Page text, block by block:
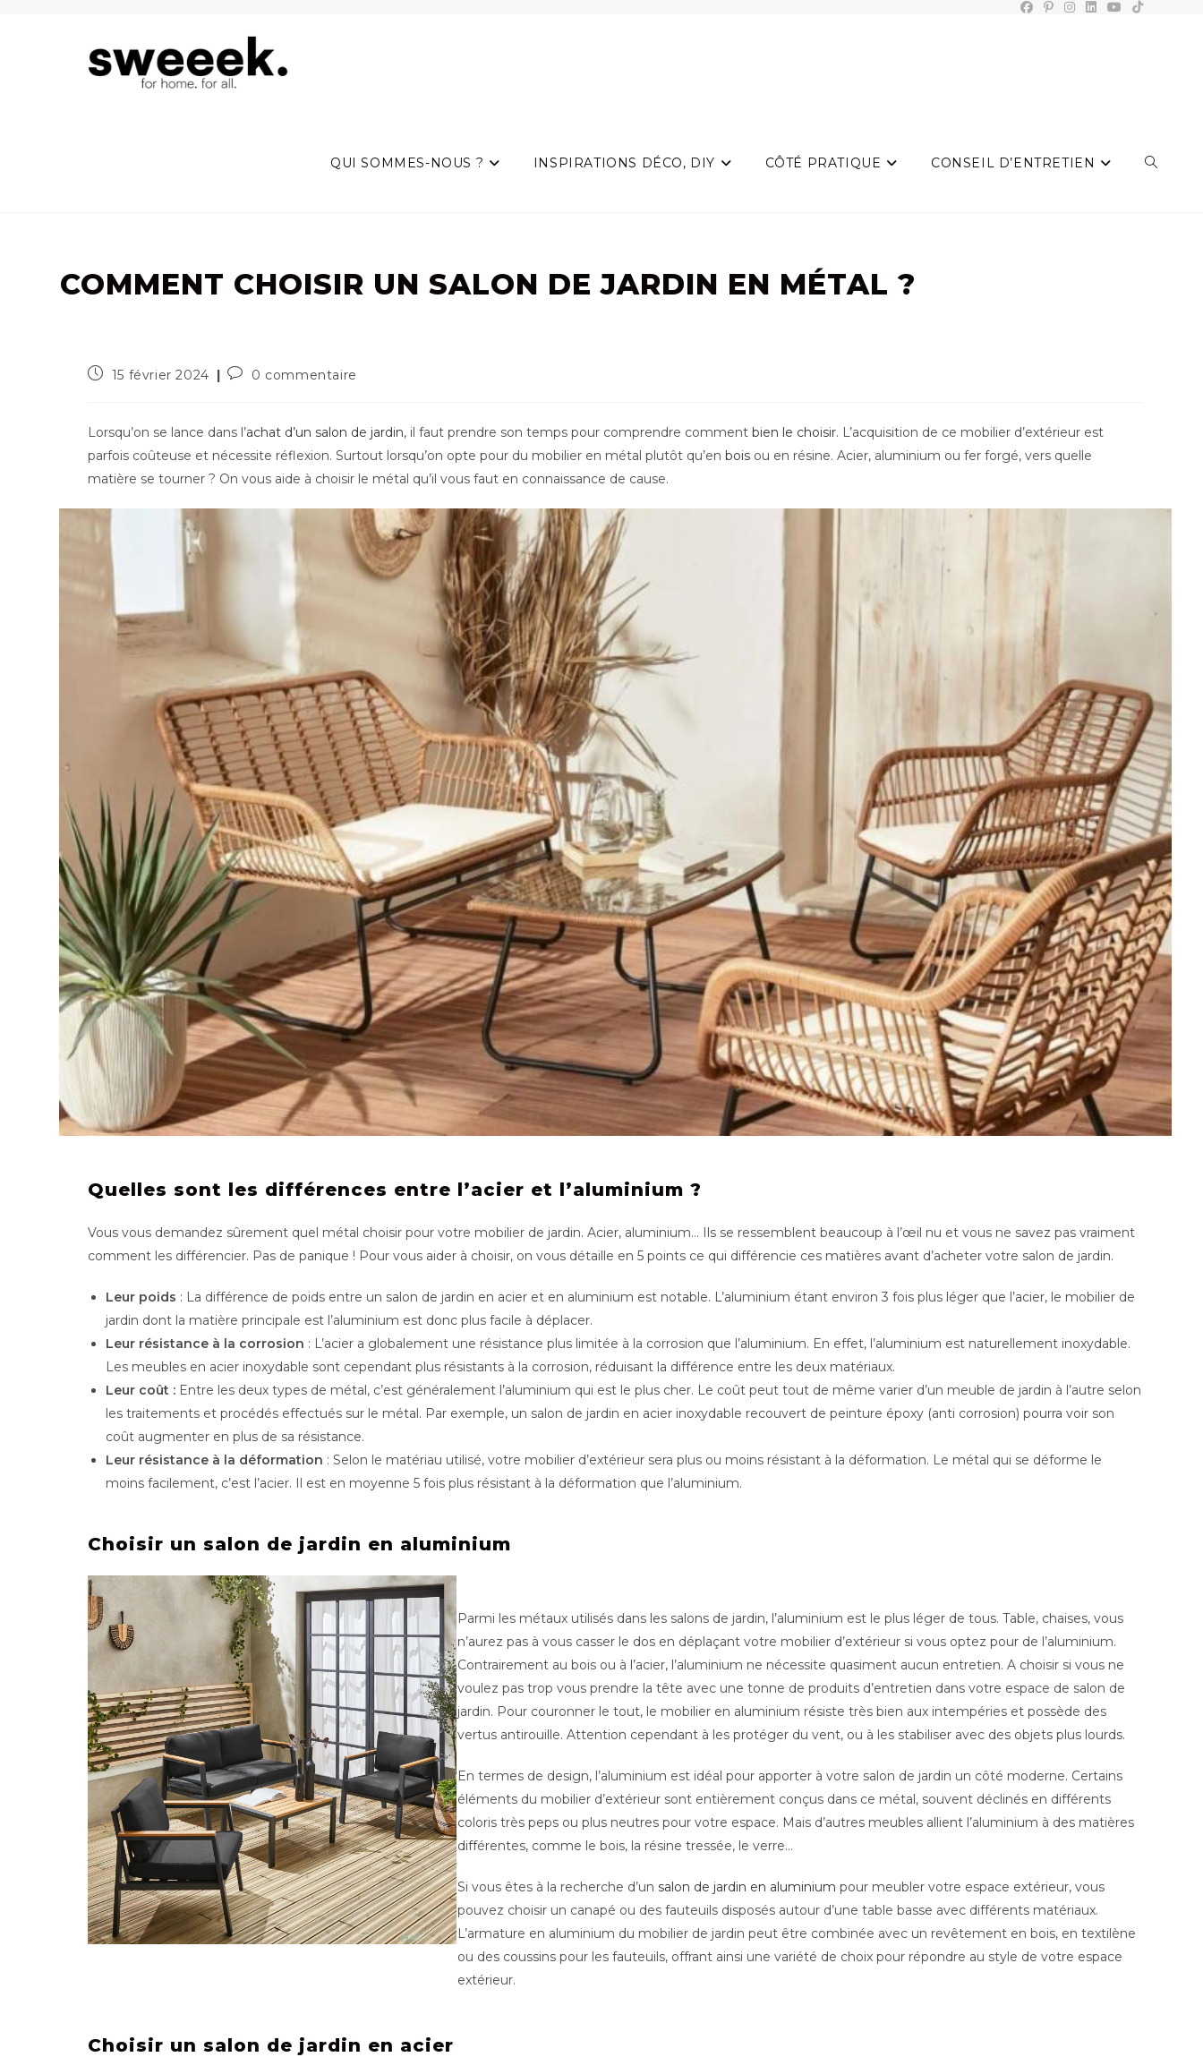
QUI SOMMES-NOUS ? INSPIRATIONS DÉCO, DIY CÔTÉ PRATIQUE CONSEIL D’ENTRETIEN TOGGLE
COMMENT CHOISIR UN SALON DE JARDIN EN MÉTAL ?
Publication
15 février 2024
Commentaires
publication :
0 commentaire
Lorsqu’on se lance dans l’achat d’un salon de jardin, il faut prendre son temps pour comprendre commentbien le choisir. L’acquisition de ce mobilier d’extérieur est
parfois coûteuse et nécessite réflexion. Surtout lorsqu’on opte pour du mobilier en métal plutôt qu’enbois ou en résine. Acier, aluminium ou fer forgé, vers quelle
matière se tourner ? On vous aide à choisir le métal qu’il vous faut en connaissance de cause.
Quelles sont les différences entre l’acier et l’aluminium ?
Vous vous demandez sûrement quel métal choisir pour votre mobilier de jardin. Acier, aluminium… Ils se ressemblent beaucoup à l’œil nu et vous ne savez pas vraiment
comment les différencier. Pas de panique ! Pour vous aider à choisir, on vous détaille en 5 points ce qui différencie ces matières avant d’acheter votre salon de jardin.
Leur poids : La différence de poids entre un salon de jardin en acier et en aluminium est notable. L’aluminium étant environ 3 fois plus léger que l’acier, le mobilier de
jardin dont la matière principale est l’aluminium est donc plus facile à déplacer.
Leur résistance à la corrosion : L’acier a globalement une résistance plus limitée à la corrosion que l’aluminium. En effet, l’aluminium est naturellement inoxydable.
Les meubles en acier inoxydable sont cependant plus résistants à la corrosion, réduisant la différence entre les deux matériaux.
Leur coût : Entre les deux types de métal, c’est généralement l’aluminium qui est le plus cher. Le coût peut tout de même varier d’un meuble de jardin à l’autre selon
les traitements et procédés effectués sur le métal. Par exemple, un salon de jardin en acier inoxydable recouvert de peinture époxy (anti corrosion) pourra voir son
coût augmenter en plus de sa résistance.
Leur résistance à la déformation : Selon le matériau utilisé, votre mobilier d’extérieur sera plus ou moins résistant à la déformation. Le métal qui se déforme le
moins facilement, c’est l’acier. Il est en moyenne 5 fois plus résistant à la déformation que l’aluminium.
Choisir un salon de jardin en aluminium
Parmi les métaux utilisés dans les salons de jardin, l’aluminium est le plus léger de tous. Table, chaises, vous
n’aurez pas à vous casser le dos en déplaçant votre mobilier d’extérieur si vous optez pour de l’aluminium.
Contrairement au bois ou à l’acier, l’aluminium ne nécessite quasiment aucun entretien. A choisir si vous ne
voulez pas trop vous prendre la tête avec une tonne de produits d’entretien dans votre espace de salon de
jardin. Pour couronner le tout, le mobilier en aluminium résiste très bien aux intempéries et possède des
vertus antirouille. Attention cependant à les protéger du vent, ou à les stabiliser avec des objets plus lourds.
En termes de design, l’aluminium est idéal pour apporter à votre salon de jardin un côté moderne. Certains
éléments du mobilier d’extérieur sont entièrement conçus dans ce métal, souvent déclinés en différents
coloris très peps ou plus neutres pour votre espace. Mais d’autres meubles allient l’aluminium à des matières
différentes, comme le bois, la résine tressée, le verre…
Si vous êtes à la recherche d’un salon de jardin en aluminium pour meubler votre espace extérieur, vous
pouvez choisir un canapé ou des fauteuils disposés autour d’une table basse avec différents matériaux.
L’armature en aluminium du mobilier de jardin peut être combinée avec un revêtement en bois, en textilène
ou des coussins pour les fauteuils, offrant ainsi une variété de choix pour répondre au style de votre espace
extérieur.
Choisir un salon de jardin en acier